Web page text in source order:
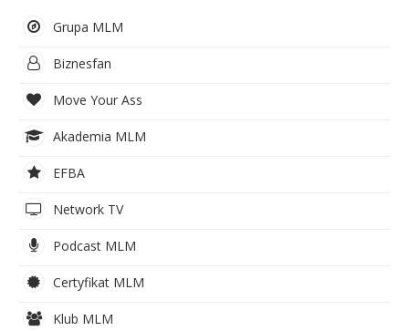
Grupa MLM
Biznesfan
Move Your Ass
Akademia MLM
EFBA
Network TV
Podcast MLM
Certyfikat MLM
Klub MLM